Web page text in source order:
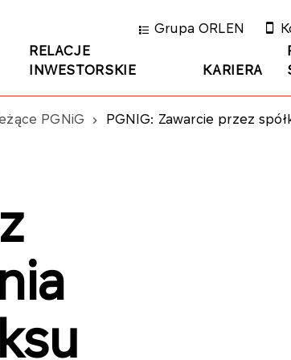
RELACJE
INWESTORSKIE
KARIERA
Grupa ORLEN
PGNiG PGNIG: Zawarcie przez spółkę Elektrociepłownia Stalowa Wola